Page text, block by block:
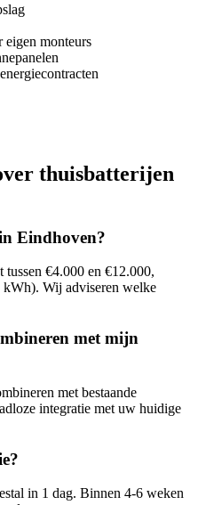
eigen monteurs
thuisbatterijen
Eindhoven?
tussen €4.000 en €12.000,
Wij adviseren welke
met mijn
met bestaande
integratie met uw huidige
in 1 dag. Binnen 4-6 weken